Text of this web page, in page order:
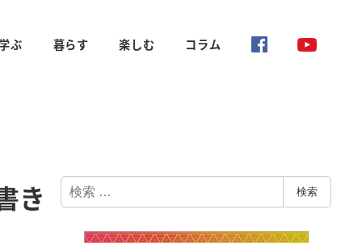
ぶ 暮らす 楽しむ コラム
き
検
索
検索